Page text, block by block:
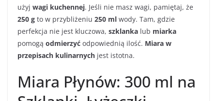
użyj wagi kuchennej. Jeśli nie masz wagi, pamiętaj, że
250 g to w przybliżeniu 250 ml wody. Tam, gdzie
perfekcja nie jest kluczowa, szklanka lub miarka
pomogą odmierzyć odpowiednią ilość. Miara w
przepisach kulinarnych jest istotna.
Miara Płynów: 300 ml na